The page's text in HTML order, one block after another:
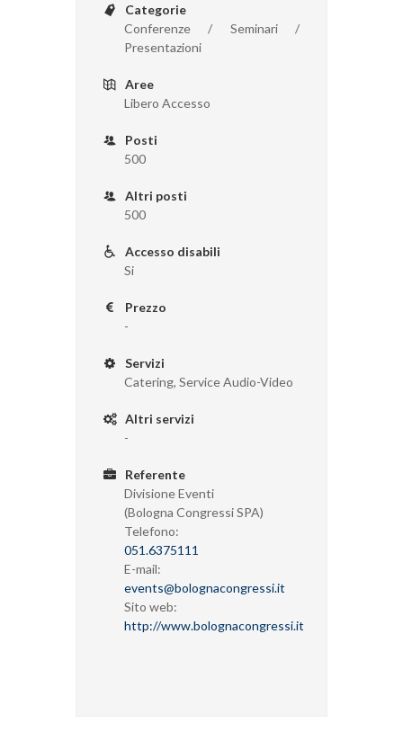
Categorie
Conferenze / Seminari /
Presentazioni
Aree
Libero Accesso
Posti
500
Altri posti
500
Accesso disabili
Si
Prezzo
-
Servizi
Catering, Service Audio-Video
Altri servizi
-
Referente
Divisione Eventi
(Bologna Congressi SPA)
Telefono:
051.6375111
E-mail:
events@bolognacongressi.it
Sito web:
http://www.bolognacongressi.it